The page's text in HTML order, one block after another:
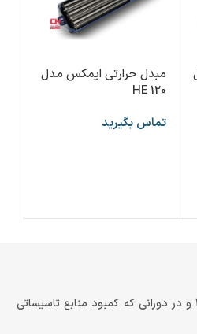
مبدل حرارتی ایمکس مدل
HE 120
تماس بگیرید
فروشگاه چشمک در سال 1370 و در دورانی که کمبود منابع تاسیساتی